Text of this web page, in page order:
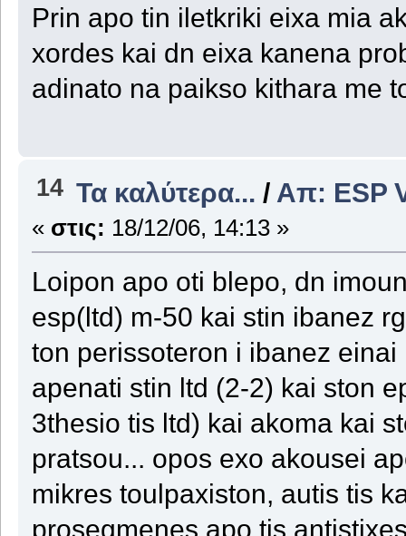
Prin apo tin iletkriki eixa mia
xordes kai dn eixa kanena
adinato na paikso kithara me
14 Τα καλύτερα... / Απ: ESP
« στις: 18/12/06, 14:13 »
Loipon apo oti blepo, dn
esp(ltd) m-50 kai stin ibanez
ton perissoteron i ibanez
apenati stin ltd (2-2) kai ston
3thesio tis ltd) kai akoma kai
pratsou... opos exo akousei
mikres toulpaxiston, autis tis
prosegmenes apo tis